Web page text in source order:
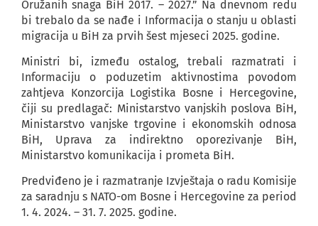
Oružanih snaga BiH 2017. – 2027.” Na dnevnom redu
bi trebalo da se nađe i Informacija o stanju u oblasti
migracija u BiH za prvih šest mjeseci 2025. godine.
Ministri bi, između ostalog, trebali razmatrati i
Informaciju o poduzetim aktivnostima povodom
zahtjeva Konzorcija Logistika Bosne i Hercegovine,
čiji su predlagač: Ministarstvo vanjskih poslova BiH,
Ministarstvo vanjske trgovine i ekonomskih odnosa
BiH, Uprava za indirektno oporezivanje BiH,
Ministarstvo komunikacija i prometa BiH.
Predviđeno je i razmatranje Izvještaja o radu Komisije
za saradnju s NATO-om Bosne i Hercegovine za period
1. 4. 2024. – 31. 7. 2025. godine.